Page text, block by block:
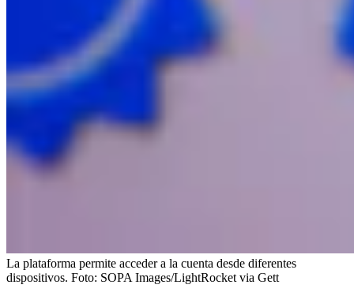
La plataforma permite acceder a la cuenta desde diferentes
dispositivos. Foto: SOPA Images/LightRocket via Gett